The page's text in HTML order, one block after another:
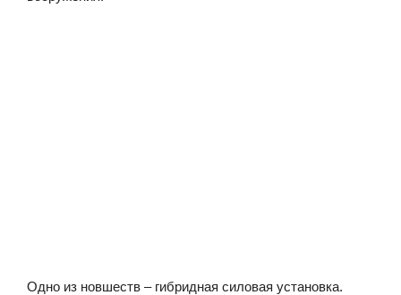
Одно из новшеств – гибридная силовая установка.